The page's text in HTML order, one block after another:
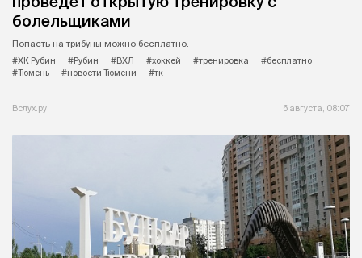
болельщиками
Попасть на трибуны можно бесплатно.
#ХК Рубин
#Рубин #ВХЛ #хоккей #тренировка
#бесплатно
#Тюмень
#новости Тюмени #тк
Вслух.ру 6 августа, 08:07